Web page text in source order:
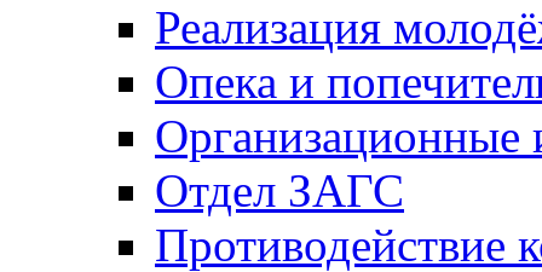
Реализация
Опека и
Отдел ЗАГС
Противодействие